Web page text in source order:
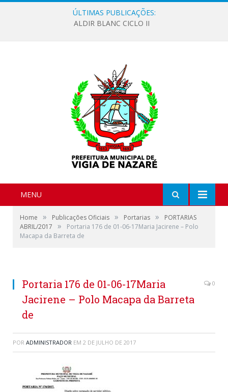
ÚLTIMAS PUBLICAÇÕES:
ALDIR BLANC CICLO II
MENU
Home » Publicações Oficiais » Portarias »
PORTARIAS
ABRIL/2017
»
Portaria 176 de 01-06-17Maria Jacirene – Polo
Macapa da Barreta de
Portaria 176 de 01-06-17Maria
Jacirene – Polo Macapa da Barreta
de
0
POR ADMINISTRADOR EM 2 DE JULHO DE 2017